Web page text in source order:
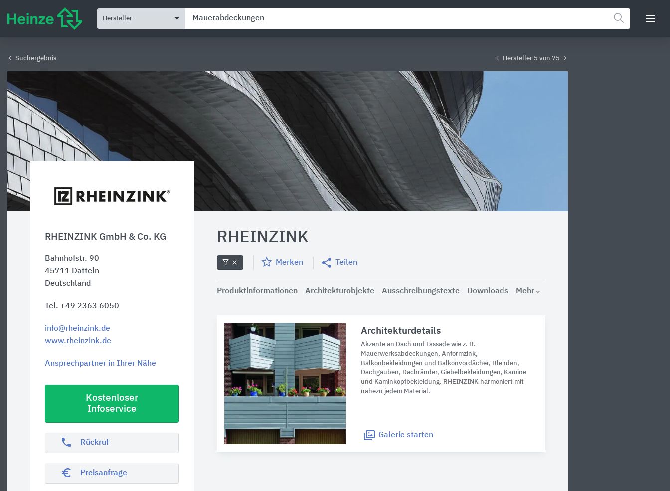
Hersteller
Suchergebnis Hersteller 5 von 75
RHEINZINK GmbH & Co. KG
Bahnhofstr. 90
45711 Datteln
Deutschland
Tel. +49 2363 6050
info@rheinzink.de
www.rheinzink.de
Ansprechpartner in Ihrer Nähe
Kostenloser
Infoservice
phone Rückruf
euro_symbol Preisanfrage
RHEINZINK
Merken Teilen
Produktinformationen Architekturobjekte Ausschreibungstexte Downloads Mehr
Architekturdetails
Akzente an Dach und Fassade wie z. B.
Mauerwerksabdeckungen, Anformzink,
Balkonbekleidungen und Balkonvordächer, Blenden,
Dachgauben, Dachränder, Giebelbekleidungen, Kamine
und Kaminkopfbekleidung. RHEINZINK harmoniert mit
nahezu jedem Material.
Galerie starten